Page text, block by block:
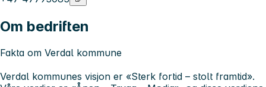
Om bedriften
Fakta om Verdal kommune
Verdal kommunes visjon er «Sterk fortid – stolt framtid».